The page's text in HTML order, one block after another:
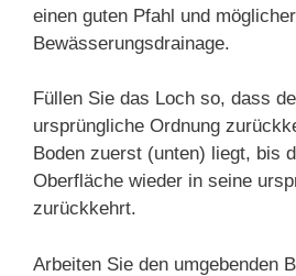
einen guten Pfahl und
Bewässerungsdrainage.
Füllen Sie das Loch so, dass
ursprüngliche Ordnung
Boden zuerst (unten) liegt, bis
Oberfläche wieder in seine
zurückkehrt.
Arbeiten Sie den umgebenden